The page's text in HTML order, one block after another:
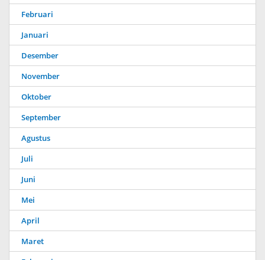
Februari
Januari
Desember
November
Oktober
September
Agustus
Juli
Juni
Mei
April
Maret